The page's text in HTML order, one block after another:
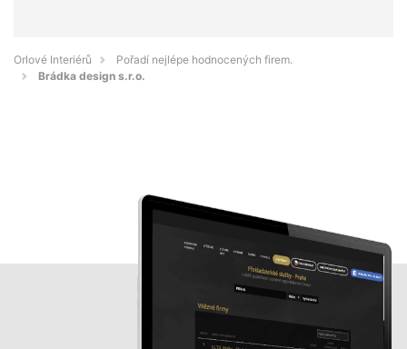
Orlové Interiérů
Pořadí nejlépe hodnocených firem.
Brádka design s.r.o.